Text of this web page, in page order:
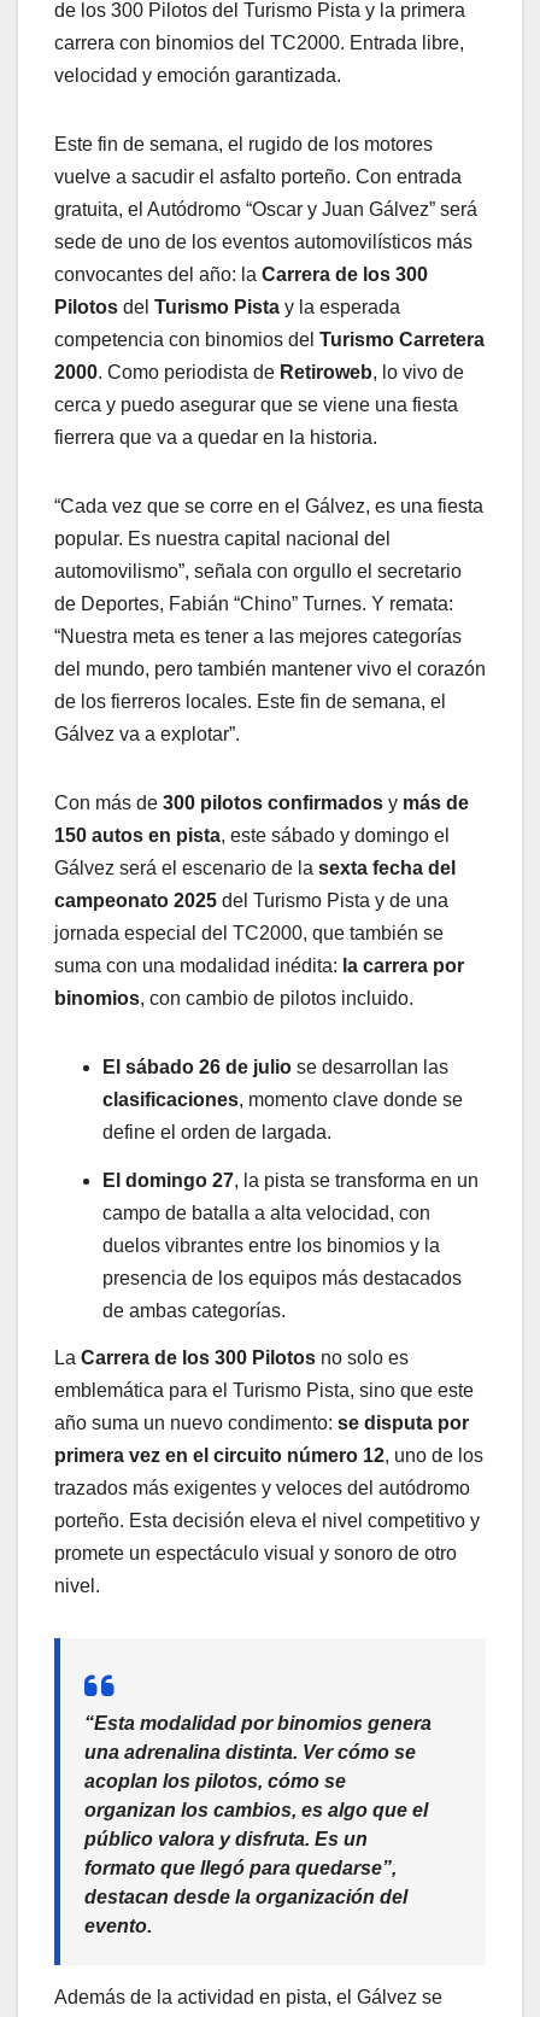
de los 300 Pilotos del Turismo Pista y la primera
carrera con binomios del TC2000. Entrada libre,
velocidad y emoción garantizada.
Este fin de semana, el rugido de los motores
vuelve a sacudir el asfalto porteño. Con entrada
gratuita, el Autódromo “Oscar y Juan Gálvez” será
sede de uno de los eventos automovilísticos más
convocantes del año: la Carrera de los 300
Pilotos del Turismo Pista y la esperada
competencia con binomios del Turismo Carretera
2000. Como periodista de Retiroweb, lo vivo de
cerca y puedo asegurar que se viene una fiesta
fierrera que va a quedar en la historia.
“Cada vez que se corre en el Gálvez, es una fiesta
popular. Es nuestra capital nacional del
automovilismo”, señala con orgullo el secretario
de Deportes, Fabián “Chino” Turnes. Y remata:
“Nuestra meta es tener a las mejores categorías
del mundo, pero también mantener vivo el corazón
de los fierreros locales. Este fin de semana, el
Gálvez va a explotar”.
Con más de 300 pilotos confirmados y más de
150 autos en pista, este sábado y domingo el
Gálvez será el escenario de la sexta fecha del
campeonato 2025 del Turismo Pista y de una
jornada especial del TC2000, que también se
suma con una modalidad inédita: la carrera por
binomios, con cambio de pilotos incluido.
El sábado 26 de julio se desarrollan las
clasificaciones, momento clave donde se
define el orden de largada.
El domingo 27, la pista se transforma en un
campo de batalla a alta velocidad, con
duelos vibrantes entre los binomios y la
presencia de los equipos más destacados
de ambas categorías.
La Carrera de los 300 Pilotos no solo es
emblemática para el Turismo Pista, sino que este
año suma un nuevo condimento: se disputa por
primera vez en el circuito número 12, uno de los
trazados más exigentes y veloces del autódromo
porteño. Esta decisión eleva el nivel competitivo y
promete un espectáculo visual y sonoro de otro
nivel.
“Esta modalidad por binomios genera
una adrenalina distinta. Ver cómo se
acoplan los pilotos, cómo se
organizan los cambios, es algo que el
público valora y disfruta. Es un
formato que llegó para quedarse”,
destacan desde la organización del
evento.
Además de la actividad en pista, el Gálvez se